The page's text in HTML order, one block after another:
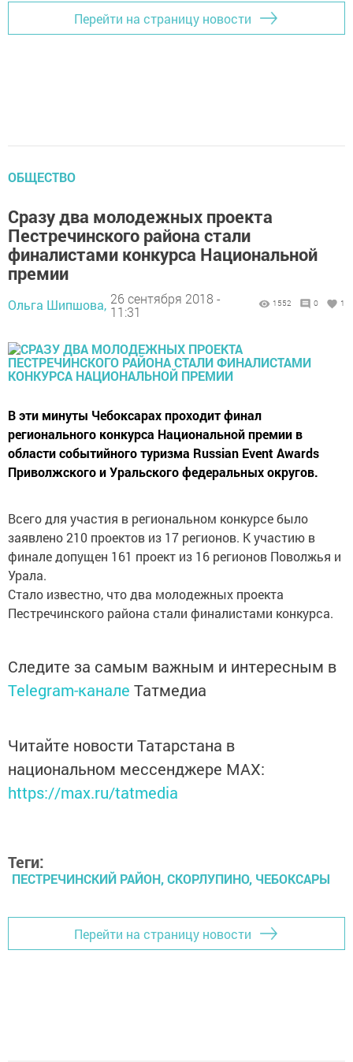
Перейти на страницу новости
ОБЩЕСТВО
Сразу два молодежных проекта
Пестречинского района стали
финалистами конкурса Национальной
премии
Ольга Шипшова, 26 сентября 2018 -
11:31
1552 0 1
В эти минуты Чебоксарах проходит финал
регионального конкурса Национальной премии в
области событийного туризма Russian Event Awards
Приволжского и Уральского федеральных округов.
Всего для участия в региональном конкурсе было
заявлено 210 проектов из 17 регионов. К участию в
финале допущен 161 проект из 16 регионов Поволжья и
Урала.
Стало известно, что два молодежных проекта
Пестречинского района стали финалистами конкурса.
Следите за самым важным и интересным в
Telegram-канале Татмедиа
Читайте новости Татарстана в
национальном мессенджере MАХ:
https://max.ru/tatmedia
Теги:
ПЕСТРЕЧИНСКИЙ РАЙОН, СКОРЛУПИНО, ЧЕБОКСАРЫ
Перейти на страницу новости